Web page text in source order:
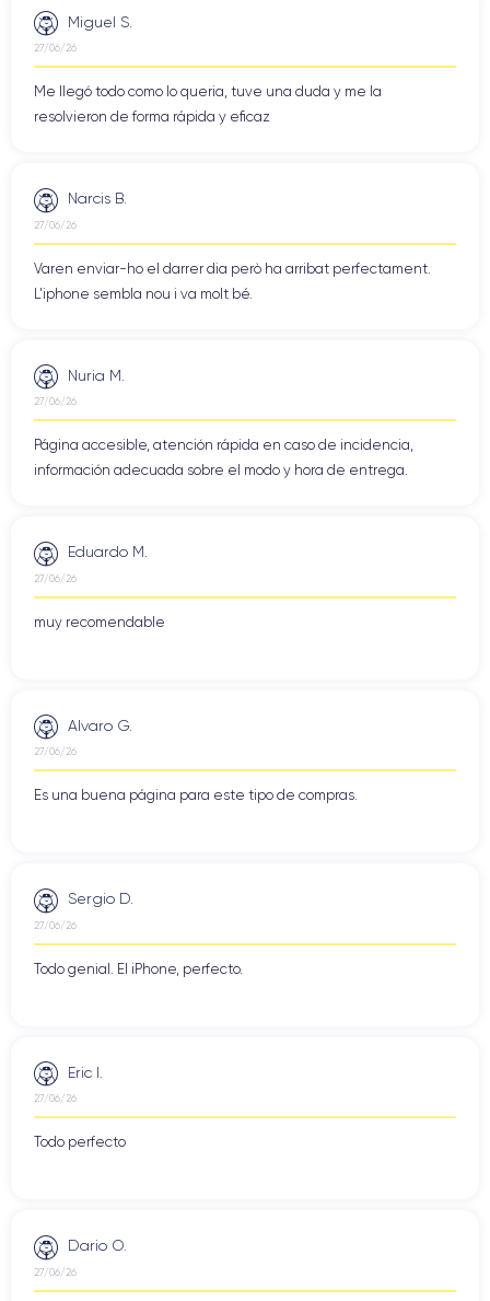
Miguel S.
27/06/26
Me llegó todo como lo queria, tuve una duda y me la
resolvieron de forma rápida y eficaz
Narcis B.
27/06/26
Varen enviar-ho el darrer dia però ha arribat perfectament.
L'iphone sembla nou i va molt bé.
Nuria M.
27/06/26
Página accesible, atención rápida en caso de incidencia,
información adecuada sobre el modo y hora de entrega.
Eduardo M.
27/06/26
muy recomendable
Alvaro G.
27/06/26
Es una buena página para este tipo de compras.
Sergio D.
27/06/26
Todo genial. El iPhone, perfecto.
Eric I.
27/06/26
Todo perfecto
Dario O.
27/06/26